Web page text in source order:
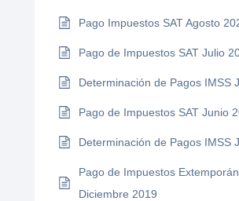
Pago Impuestos SAT Agosto
Pago de Impuestos SAT Julio
Determinación de Pagos IMSS
Pago de Impuestos SAT Junio
Determinación de Pagos IMSS
Pago de Impuestos
Diciembre 2019